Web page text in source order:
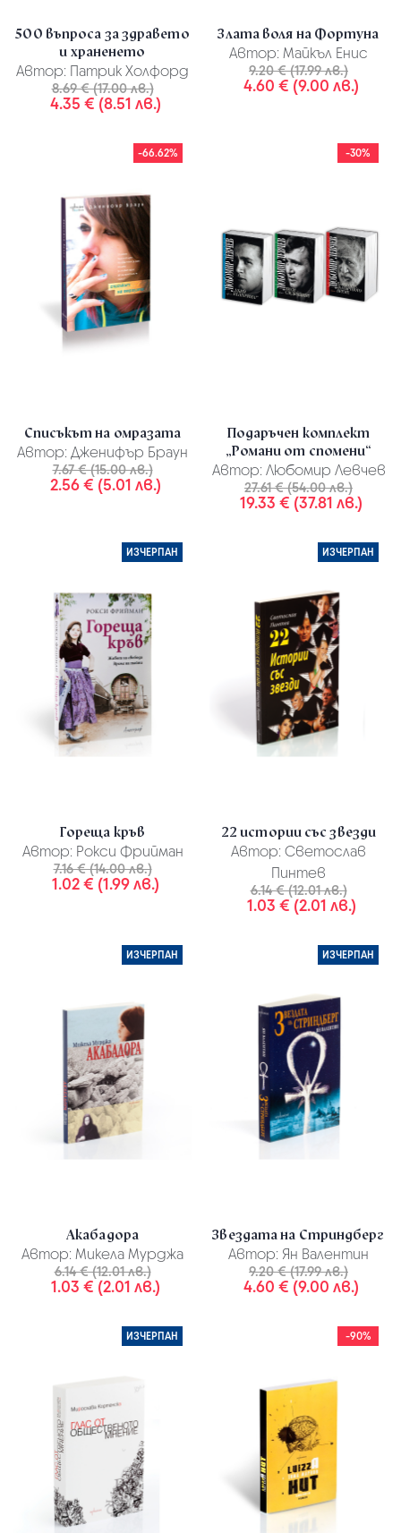
500 въпроса за здравето
и храненето
Автор: Патрик Холфорд
8.69 € (17.00 лв.)
4.35 € (8.51 лв.)
Злата воля на Фортуна
Автор: Майкъл Енис
9.20 € (17.99 лв.)
4.60 € (9.00 лв.)
-66.62%
Списъкът на омразата
Автор: Дженифър Браун
7.67 € (15.00 лв.)
2.56 € (5.01 лв.)
-30%
Подаръчен комплект
„Романи от спомени“
Автор: Любомир Левчев
27.61 € (54.00 лв.)
19.33 € (37.81 лв.)
ИЗЧЕРПАН
Гореща кръв
Автор: Рокси Фрийман
7.16 € (14.00 лв.)
1.02 € (1.99 лв.)
ИЗЧЕРПАН
22 истории със звезди
Автор: Светослав
Пинтев
6.14 € (12.01 лв.)
1.03 € (2.01 лв.)
ИЗЧЕРПАН
Акабадора
Автор: Микела Мурджа
6.14 € (12.01 лв.)
1.03 € (2.01 лв.)
ИЗЧЕРПАН
Звездата на Стриндберг
Автор: Ян Валентин
9.20 € (17.99 лв.)
4.60 € (9.00 лв.)
ИЗЧЕРПАН -90%